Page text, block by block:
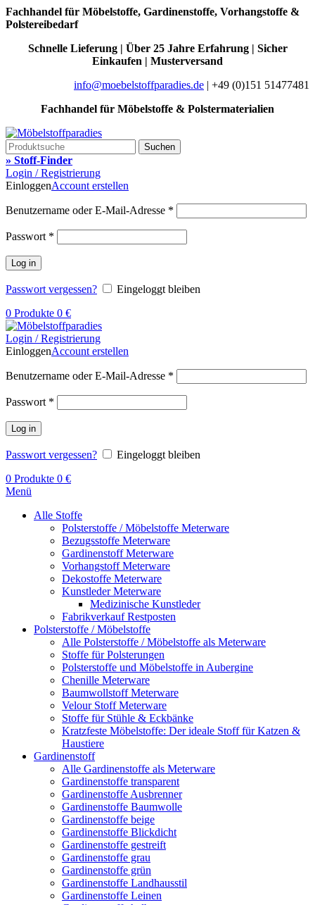
Fachhandel für Möbelstoffe, Gardinenstoffe, Vorhangstoffe &
Polstereibedarf
Schnelle Lieferung | Über 25 Jahre Erfahrung | Sicher
Einkaufen | Musterversand
info@moebelstoffparadies.de | +49 (0)151 51477481
Fachhandel für Möbelstoffe & Polstermaterialien
Suchen
» Stoff-Finder
Login / Registrierung
EinloggenAccount erstellen
Benutzername oder E-Mail-Adresse *
Passwort *
Log in
Passwort vergessen?
Eingeloggt bleiben
0 Produkte 0 €
Login / Registrierung
EinloggenAccount erstellen
Benutzername oder E-Mail-Adresse *
Passwort *
Log in
Passwort vergessen?
Eingeloggt bleiben
0 Produkte 0 €
Menü
Alle Stoffe
Polsterstoffe / Möbelstoffe Meterware
Bezugsstoffe Meterware
Gardinenstoff Meterware
Vorhangstoff Meterware
Dekostoffe Meterware
Kunstleder Meterware
Medizinische Kunstleder
Fabrikverkauf Restposten
Polsterstoffe / Möbelstoffe
Alle Polsterstoffe / Möbelstoffe als Meterware
Stoffe für Polsterungen
Polsterstoffe und Möbelstoffe in Aubergine
Chenille Meterware
Baumwollstoff Meterware
Velour Stoff Meterware
Stoffe für Stühle & Eckbänke
Kratzfeste Möbelstoffe: Der ideale Stoff für Katzen &
Haustiere
Gardinenstoff
Alle Gardinenstoffe als Meterware
Gardinenstoffe transparent
Gardinenstoffe Ausbrenner
Gardinenstoffe Baumwolle
Gardinenstoffe beige
Gardinenstoffe Blickdicht
Gardinenstoffe gestreift
Gardinenstoffe grau
Gardinenstoffe grün
Gardinenstoffe Landhausstil
Gardinenstoffe Leinen